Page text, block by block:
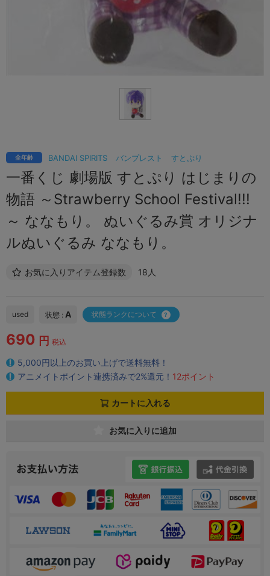
BANDAI SPIRITS バンプレスト すとぷり
全年齢
一番くじ 劇場版 すとぷり はじまりの
物語 ～Strawberry School Festival!!!
～ ななもり。 ぬいぐるみ賞 オリジナ
ルぬいぐるみ ななもり。
お気に入りアイテム登録数 18人
used 状態 : A 状態ランクについて
690 円 税込
5,000円以上のお買い上げで送料無料！
アニメイトポイント連携済みで2%還元！ 12ポイント
カートに入れる
お気に入りに追加